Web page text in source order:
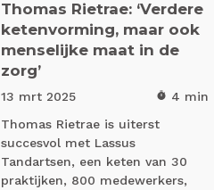
Thomas Rietrae: ‘Verdere
ketenvorming, maar ook
menselijke maat in de
zorg’
13 mrt 2025 timer 4 min
Thomas Rietrae is uiterst
succesvol met Lassus
Tandartsen, een keten van 30
praktijken, 800 medewerkers,